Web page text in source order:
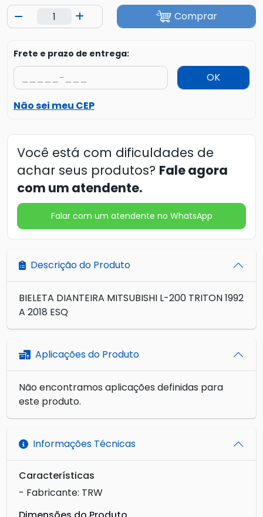
Comprar
Frete e prazo de entrega:
OK
Não sei meu CEP
Você está com dificuldades de
achar seus produtos? Fale agora
com um atendente.
Falar com um atendente no WhatsApp
Descrição do Produto
BIELETA DIANTEIRA MITSUBISHI L-200 TRITON 1992
A 2018 ESQ
Aplicações do Produto
Não encontramos aplicações definidas para
este produto.
Informações Técnicas
Características
- Fabricante: TRW